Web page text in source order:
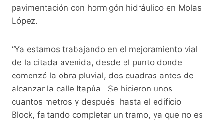
pavimentación con hormigón hidráulico en Molas
López.
“Ya estamos trabajando en el mejoramiento vial
de la citada avenida, desde el punto donde
comenzó la obra pluvial, dos cuadras antes de
alcanzar la calle Itapúa. Se hicieron unos
cuantos metros y después hasta el edificio
Block, faltando completar un tramo, ya que no es